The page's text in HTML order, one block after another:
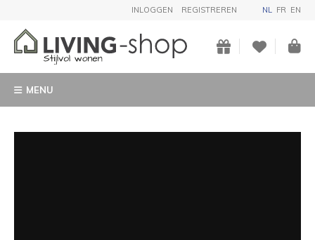
INLOGGEN REGISTREREN NL FR EN
MENU